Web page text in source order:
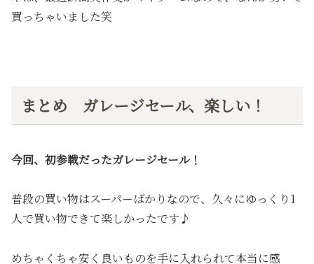
買っちゃいました笑
まとめ ガレージセール、楽しい！
今回、初参戦だったガレージセール！
普段の買い物はスーパーばかりなので、久々にゆっくり1
人で買い物できて楽しかったです♪
めちゃくちゃ安く良いものを手に入れられて本当に感